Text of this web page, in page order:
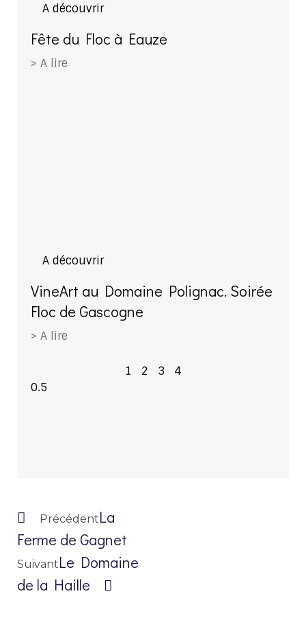
A découvrir
Fête du Floc à Eauze
> A lire
A découvrir
VineArt au Domaine Polignac. Soirée
Floc de Gascogne
> A lire
1 2 3 4
PrécédentLa
Ferme de Gagnet
SuivantLe Domaine
de la Haille